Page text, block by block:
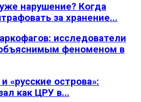
нарушение? Когда
за хранение...
исследователи
феноменом в
«русские острова»:
как ЦРУ в...